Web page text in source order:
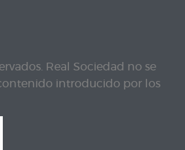
Real Sociedad no se
introducido por los